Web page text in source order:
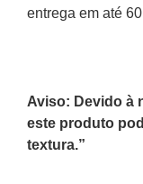
entrega em até
Aviso: Devido à
este produto
textura.”